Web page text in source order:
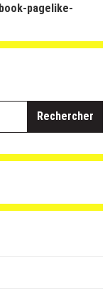
pagelike-